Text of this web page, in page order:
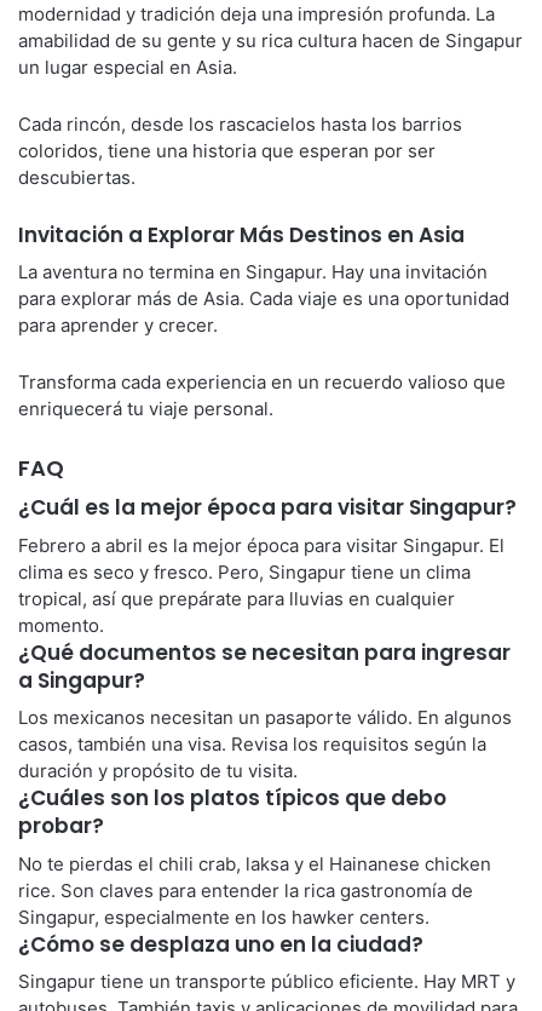
modernidad y tradición deja una impresión profunda. La
amabilidad de su gente y su rica cultura hacen de Singapur
un lugar especial en Asia.
Cada rincón, desde los rascacielos hasta los barrios
coloridos, tiene una historia que esperan por ser
descubiertas.
Invitación a Explorar Más Destinos en Asia
La aventura no termina en Singapur. Hay una invitación
para explorar más de Asia. Cada viaje es una oportunidad
para aprender y crecer.
Transforma cada experiencia en un recuerdo valioso que
enriquecerá tu viaje personal.
FAQ
¿Cuál es la mejor época para visitar Singapur?
Febrero a abril es la mejor época para visitar Singapur. El
clima es seco y fresco. Pero, Singapur tiene un clima
tropical, así que prepárate para lluvias en cualquier
momento.
¿Qué documentos se necesitan para ingresar
a Singapur?
Los mexicanos necesitan un pasaporte válido. En algunos
casos, también una visa. Revisa los requisitos según la
duración y propósito de tu visita.
¿Cuáles son los platos típicos que debo
probar?
No te pierdas el chili crab, laksa y el Hainanese chicken
rice. Son claves para entender la rica gastronomía de
Singapur, especialmente en los hawker centers.
¿Cómo se desplaza uno en la ciudad?
Singapur tiene un transporte público eficiente. Hay MRT y